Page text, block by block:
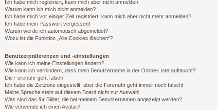
Ich habe mich registriert, kann mich aber nicht anmelden!
Warum kann ich mich nicht anmelden?
Ich habe mich vor einiger Zeit registriert, kann mich aber nicht mehr anmelden?!
Ich habe mein Passwort vergessen!
Warum werde ich automatisch abgemeldet?
Wozu ist die Funktion „Alle Cookies löschen“?
Benutzerpräferenzen und -einstellungen
Wie kann ich meine Einstellungen ändern?
Wie kann ich verhindern, dass mein Benutzername in der Online-Liste auftaucht?
Die Forenuhr geht falsch!
Ich habe die Zeitzone eingestellt, aber die Forenuhr geht immer noch falsch!
Meine Sprache steht auf diesem Board nicht zur Auswahl!
Was sind das für Bilder, die bei meinem Benutzernamen angezeigt werden?
Wie verwende ich einen Avatar?